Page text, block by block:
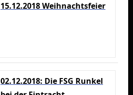
15.12.2018 Weihnachtsfeier
02.12.2018: Die FSG Runkel